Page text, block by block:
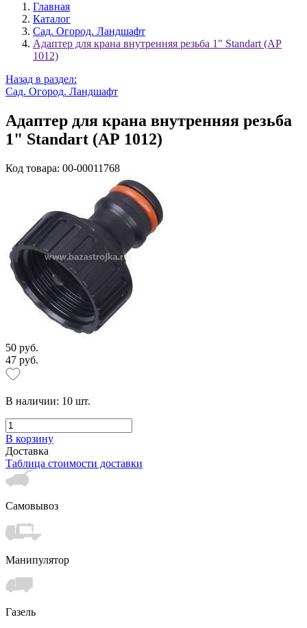
Главная
Каталог
Сад. Огород. Ландшафт
Адаптер для крана внутренняя резьба 1" Standart (АР
1012)
Назад в раздел:
Сад. Огород. Ландшафт
Адаптер для крана внутренняя резьба
1" Standart (АР 1012)
Код товара: 00-00011768
50 руб.
47 руб.
В наличии: 10 шт.
В корзину
Доставка
Таблица стоимости доставки
Самовывоз
Манипулятор
Газель